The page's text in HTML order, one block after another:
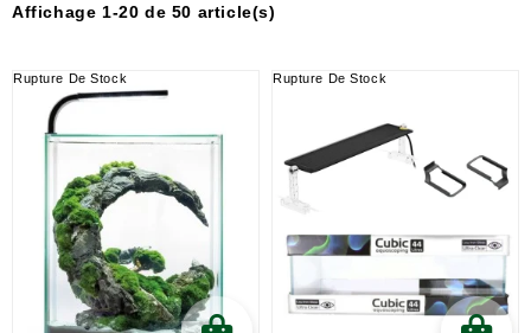
Affichage 1-20 de 50 article(s)
Rupture De Stock Rupture De Stock